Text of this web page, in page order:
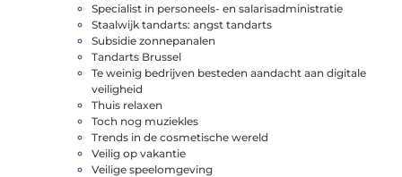
Specialist in personeels- en salarisadministratie
Staalwijk tandarts: angst tandarts
Subsidie zonnepanalen
Tandarts Brussel
Te weinig bedrijven besteden aandacht aan digitale
veiligheid
Thuis relaxen
Toch nog muziekles
Trends in de cosmetische wereld
Veilig op vakantie
Veilige speelomgeving